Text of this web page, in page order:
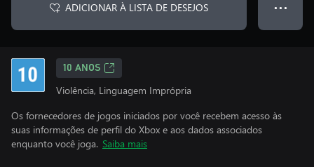
ADICIONAR À LISTA DE DESEJOS ● ● ●
10 ANOS
Violência, Linguagem Imprópria
Os fornecedores de jogos iniciados por você recebem acesso às
suas informações de perfil do Xbox e aos dados associados
enquanto você joga. Saiba mais